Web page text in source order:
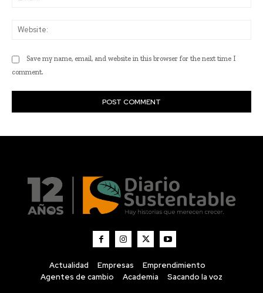
Actualidad Empresas
Emprendimiento
Agentes de cambio
Academia Sacando la voz